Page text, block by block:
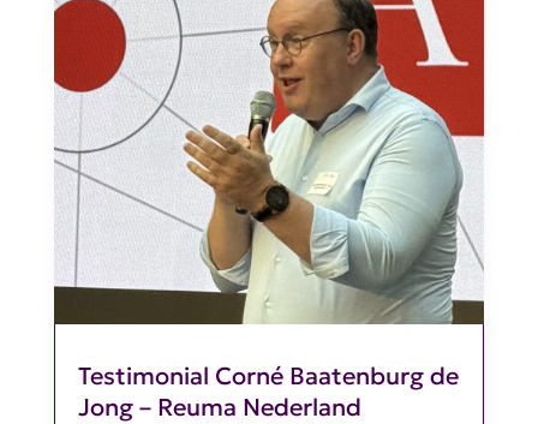
Testimonial Corné Baatenburg de
Jong – Reuma Nederland